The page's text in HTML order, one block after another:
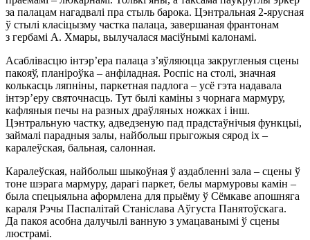
за палацам нагадвалі пра стыль барока. Цэнтральная 2-ярусная
ў стылі класіцызму частка палаца, завершаная франтонам
з гербамі А. Хмары, вылучалася масіўнымі калонамі.
Асаблівасцю інтэр’ера палаца з’яўляюцца закругленыя сцены
пакояў, планіроўка – анфіладная. Роспіс на столі, значная
колькасць ляпніны, паркетная падлога – усё гэта надавала
інтэр’еру святочнасць. Тут былі каміны з чорнага мармуру,
кафляныя печы на разных драўляных ножках і інш.
Цэнтральную частку, адведзеную пад прадстаўнічыя функцыі,
займалі парадныя залы, найбольш прыгожыя сярод іх –
каралеўская, бальная, салонная.
Каралеўская, найбольш шыкоўная ў аздабленні зала – сцены ў
тоне шэрага мармуру, дарагі паркет, белы мармуровы камін –
была спецыяльна аформлена для прыёму ў Сёмкаве апошняга
караля Рэчы Паспалітай Станіслава Аўгуста Панятоўскага.
Да пакоя асобна далучылі ванную з умацаванымі ў сцены
люстрамі.